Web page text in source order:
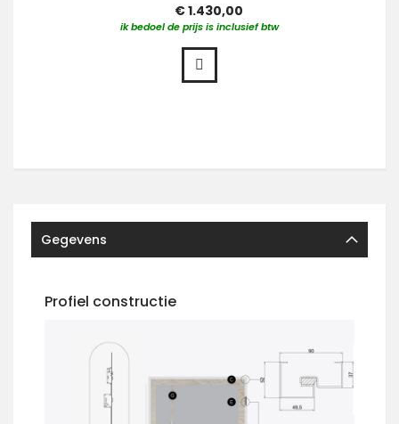
€ 1.430,00
ik bedoel de prijs is inclusief btw
Gegevens